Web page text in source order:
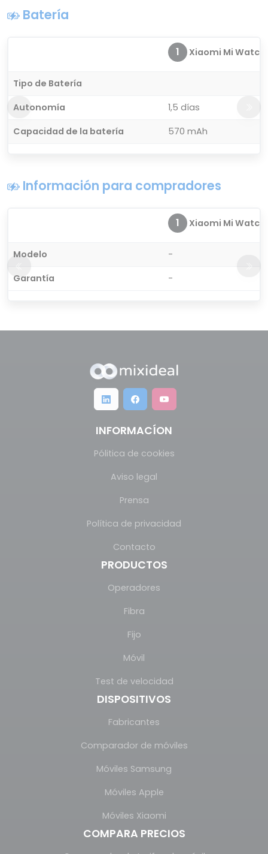
Batería
1 Xiaomi Mi Watch
Tipo de Batería
Autonomía
1,5 días
Capacidad de la batería
570 mAh
Información para compradores
1 Xiaomi Mi Watch
Modelo
-
Garantía
-
INFORMACÍON
Pólitica de cookies
Aviso legal
Prensa
Política de privacidad
Contacto
PRODUCTOS
Operadores
Fibra
Fijo
Móvil
Test de velocidad
DISPOSITIVOS
Fabricantes
Comparador de móviles
Móviles Samsung
Móviles Apple
Móviles Xiaomi
COMPARA PRECIOS